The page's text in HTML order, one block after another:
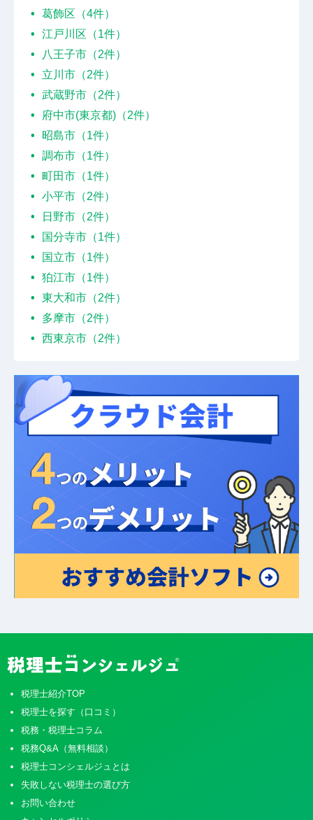
葛飾区（4件）
江戸川区（1件）
八王子市（2件）
立川市（2件）
武蔵野市（2件）
府中市(東京都)（2件）
昭島市（1件）
調布市（1件）
町田市（1件）
小平市（2件）
日野市（2件）
国分寺市（1件）
国立市（1件）
狛江市（1件）
東大和市（2件）
多摩市（2件）
西東京市（2件）
税理士紹介TOP
税理士を探す（口コミ）
税務・税理士コラム
税務Q&A（無料相談）
税理士コンシェルジュとは
失敗しない税理士の選び方
お問い合わせ